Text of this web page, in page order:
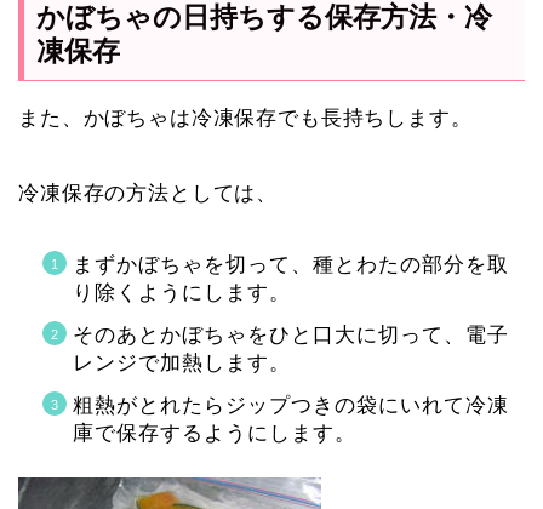
かぼちゃの日持ちする保存方法・冷
凍保存
また、かぼちゃは冷凍保存でも長持ちします。
冷凍保存の方法としては、
まずかぼちゃを切って、種とわたの部分を取
り除くようにします。
そのあとかぼちゃをひと口大に切って、電子
レンジで加熱します。
粗熱がとれたらジップつきの袋にいれて冷凍
庫で保存するようにします。